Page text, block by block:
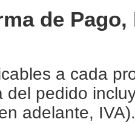
de
a cada
del pedido
adelante,